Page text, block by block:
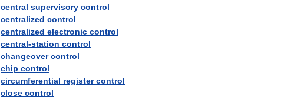
central supervisory control
centralized control
centralized electronic control
central-station control
changeover control
chip control
circumferential register control
close control